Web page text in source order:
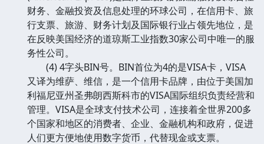
财务、金融投资及信息处理的环球公司，在信用卡、旅
行支票、旅游、财务计划及国际银行业占领先地位，是
在反映美国经济的道琼斯工业指数30家公司中唯一的服
务性公司。
(4) 4字头BIN号。BIN首位为4的是VISA卡，VISA
又译为维萨、维信，是一个信用卡品牌，由位于美国加
利福尼亚州圣弗朗西斯科市的VISA国际组织负责经营和
管理。VISA是全球支付技术公司，连接着全世界200多
个国家和地区的消费者、企业、金融机构和政府，促进
人们更方便地使用数字货币，代替现金或支票。